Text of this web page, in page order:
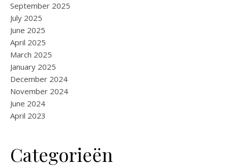
September 2025
July 2025
June 2025
April 2025
March 2025
January 2025
December 2024
November 2024
June 2024
April 2023
Categorieën